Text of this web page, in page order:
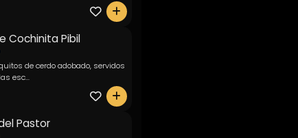
0
Cochinita Pibil
de cerdo adobado, servidos
esc...
0
Pastor